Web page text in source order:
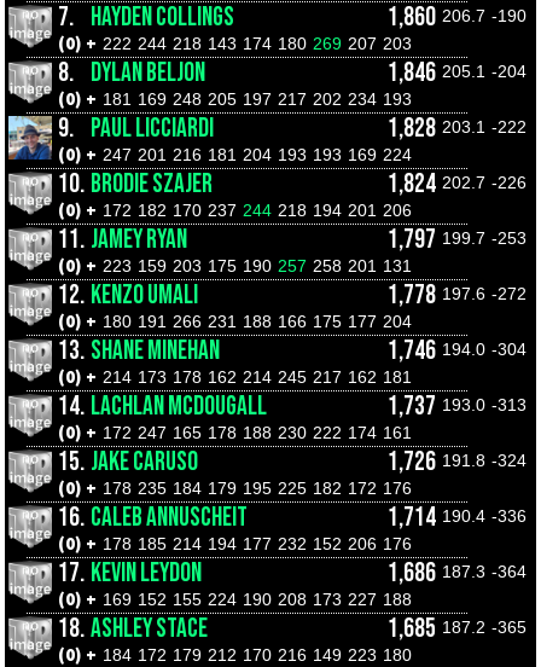
7. HAYDEN COLLINGS 1,860 206.7 -190
(0) + 222 244 218 143 174 180 269 207 203
8. DYLAN BELJON 1,846 205.1 -204
(0) + 181 169 248 205 197 217 202 234 193
9. PAUL LICCIARDI 1,828 203.1 -222
(0) + 247 201 216 181 204 193 193 169 224
10. BRODIE SZAJER 1,824 202.7 -226
(0) + 172 182 170 237 244 218 194 201 206
11. JAMEY RYAN 1,797 199.7 -253
(0) + 223 159 203 175 190 257 258 201 131
12. KENZO UMALI 1,778 197.6 -272
(0) + 180 191 266 231 188 166 175 177 204
13. SHANE MINEHAN 1,746 194.0 -304
(0) + 214 173 178 162 214 245 217 162 181
14. LACHLAN MCDOUGALL 1,737 193.0 -313
(0) + 172 247 165 178 188 230 222 174 161
15. JAKE CARUSO 1,726 191.8 -324
(0) + 178 235 184 179 195 225 182 172 176
16. CALEB ANNUSCHEIT 1,714 190.4 -336
(0) + 178 185 214 194 177 232 152 206 176
17. KEVIN LEYDON 1,686 187.3 -364
(0) + 169 152 155 224 190 208 173 227 188
18.ASHLEY STACE 1,685 187.2 -365
(0) + 184 172 179 212 170 216 149 223 180